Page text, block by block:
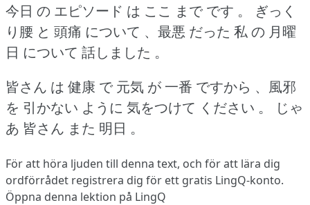
今日 の エピソード は ここ まで です 。
ぎっく
り腰 と 頭痛 について 、最悪 だった 私 の 月曜
日 について 話しました 。
皆さん は 健康 で 元気 が 一番 ですから 、風邪
を 引かない ように 気をつけて ください 。
じゃ
あ 皆さん また 明日 。
För att höra ljuden till denna text, och för att lära dig
ordförrådet registrera dig för ett gratis LingQ-konto.
Öppna denna lektion på LingQ